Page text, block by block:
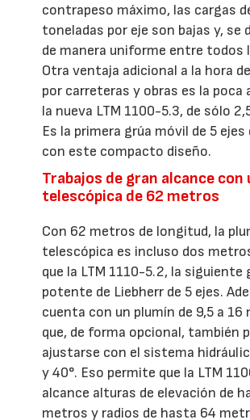
contrapeso máximo, las cargas
toneladas por eje son bajas y, se
de manera uniforme entre todos
Otra ventaja adicional a la hora
por carreteras y obras es la poca
la nueva LTM 1100-5.3, de sólo
Es la primera grúa móvil de 5 ejes
con este compacto diseño.
Trabajos de gran alcance con
telescópica de 62 metros
Con 62 metros de longitud, la
telescópica es incluso dos
que la LTM 1110-5.2, la siguiente
potente de Liebherr de 5 ejes.
cuenta con un plumín de 9,5 a 16
que, de forma opcional, también
ajustarse con el sistema
y 40°. Eso permite que la LTM
alcance alturas de elevación de
metros y radios de hasta 64